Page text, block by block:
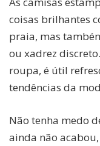
coisas brilhantes
praia, mas
ou xadrez
roupa, é útil
tendências da
Não tenha medo
ainda não